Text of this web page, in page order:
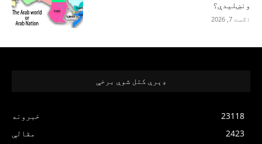
ونښلیدې؟
اګست 7, 2026
ډېرې کتل شوې برخې
خبرونه
23118
مقالې
2423